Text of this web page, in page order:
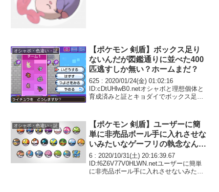
オシャボ・色違い・証
【ポケモン 剣盾】ボックス足り
ないんだが図鑑通りに並べた400
匹逃すしか無い？ホームまだ？
625 : 2020/01/24(金) 01:02:16
ID:cDtUHlwB0.netオシャボと理想個体と
育成済みと証とキョダイでボックス足り
オシャボ・色違い・証
【ポケモン 剣盾】ユーザーに簡
単に非売品ボール手に入れさせな
いみたいなゲーフリの執念なんな
ん
6 : 2020/10/31(土) 20:16:39.67
ID:f6Z6V77V0HLWN.netユーザーに簡単
に非売品ボール手に入れさせないみたい